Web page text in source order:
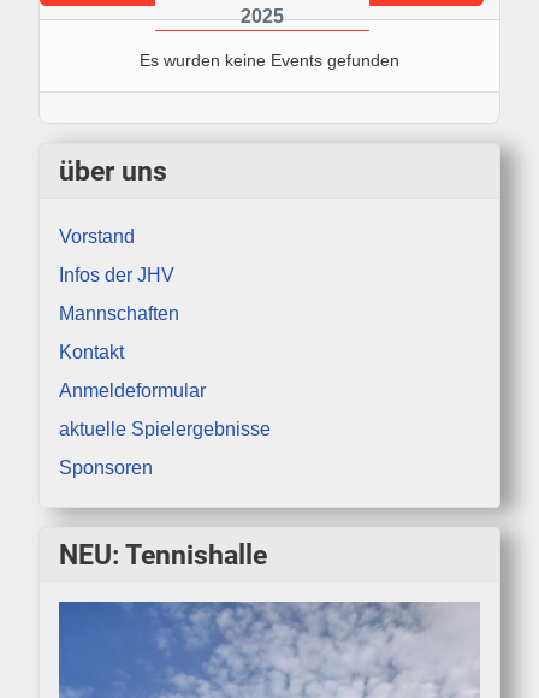
2025
Es wurden keine Events gefunden
über uns
Vorstand
Infos der JHV
Mannschaften
Kontakt
Anmeldeformular
aktuelle Spielergebnisse
Sponsoren
NEU: Tennishalle